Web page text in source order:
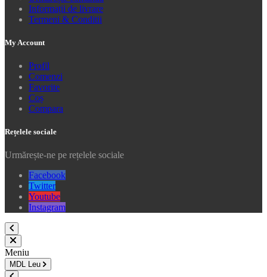
Informații de livrare
Termeni & Conditii
My Account
Profil
Comenzi
Favorite
Coș
Compara
Rețelele sociale
Urmărește-ne pe rețelele sociale
Facebook
Twitter
Youtube
Instagram
Meniu
MDL Leu